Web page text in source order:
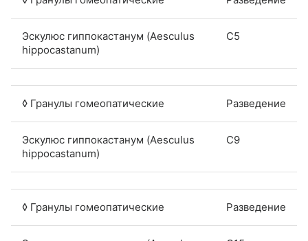
Эскулюс гиппокастанум (Aesculus
hippocastanum)
C5
◊ Гранулы гомеопатические Разведение
Эскулюс гиппокастанум (Aesculus
hippocastanum)
C9
◊ Гранулы гомеопатические Разведение